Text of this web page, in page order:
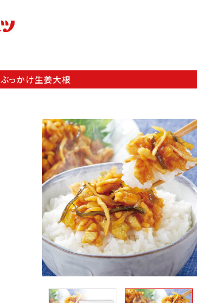
ぶっかけ生姜大根